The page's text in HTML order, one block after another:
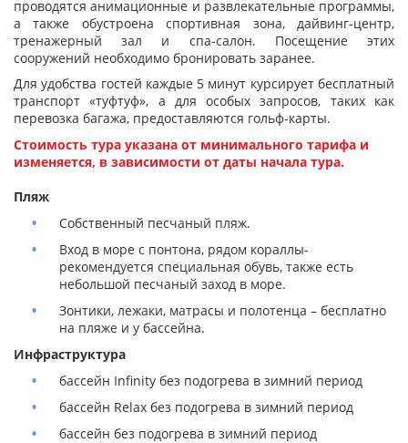
проводятся анимационные и развлекательные программы,
а также обустроена спортивная зона, дайвинг-центр,
тренажерный зал и спа-салон. Посещение этих
сооружений необходимо бронировать заранее.
Для удобства гостей каждые 5 минут курсирует бесплатный
транспорт «туфтуф», а для особых запросов, таких как
перевозка багажа, предоставляются гольф-карты.
Стоимость тура указана от минимального тарифа и
изменяется, в зависимости от даты начала тура.
Пляж
Собственный песчаный пляж.
Вход в море с понтона, рядом кораллы-
рекомендуется специальная обувь, также есть
небольшой песчаный заход в море.
Зонтики, лежаки, матрасы и полотенца – бесплатно
на пляже и у бассейна.
Инфраструктура
бассейн Infinity без подогрева в зимний период
бассейн Relax без подогрева в зимний период
бассейн без подогрева в зимний период